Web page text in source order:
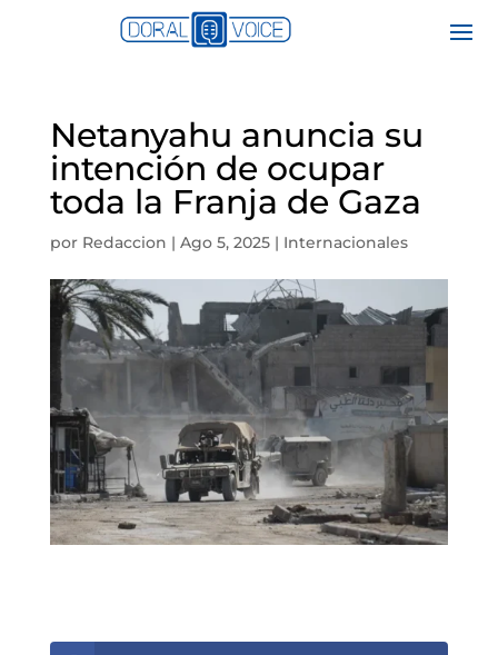
Netanyahu anuncia su
intención de ocupar
toda la Franja de Gaza
por Redaccion | Ago 5, 2025| Internacionales